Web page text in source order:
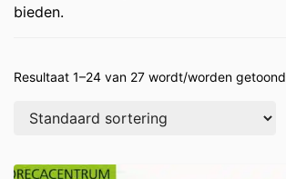
bieden.
Resultaat 1–24 van 27 wordt/worden getoond